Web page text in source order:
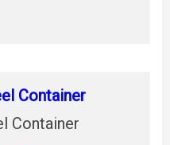
Container